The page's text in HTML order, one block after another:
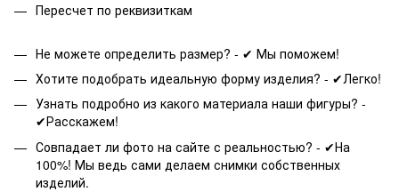
Пересчет по реквизиткам
Не можете определить размер? - ✔ Мы поможем!
Хотите подобрать идеальную форму изделия? - ✔Легко!
Узнать подробно из какого материала наши фигуры? -
✔Расскажем!
Совпадает ли фото на сайте с реальностью? - ✔На
100%! Мы ведь сами делаем снимки собственных
изделий.